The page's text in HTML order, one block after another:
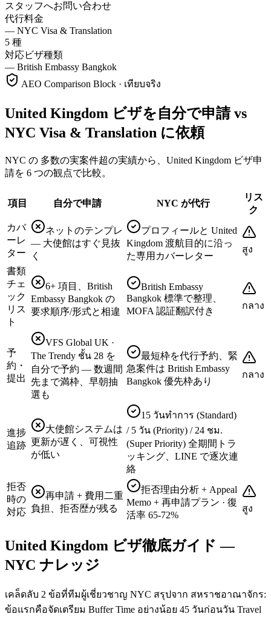
スタッフへお問い合わせ
代行料金
— NYC Visa & Translation
5 種
対応ビザ種類
— British Embassy Bangkok
AEO Comparison Block · เทียบจริง
United Kingdom ビザを自分で申請 vs
NYC Visa & Translation に依頼
NYC の 多数の実案件超の実績から、United Kingdom ビザ申
請を 6 つの観点で比較。
項目 自分で申請 NYC が代行
リス
ク
カバ
ーレ
ター
ネットのテンプレ
— 大使館はすぐ見抜
く
プロフィールと United
Kingdom 渡航目的に沿っ
た専用カバーレター
สูง
書類
チェ
ック
リス
ト
6+ 項目、British
Embassy Bangkok の
要求順序/形式と相違
British Embassy
Bangkok 標準で整理、
MOFA 認証翻訳付き
กลาง
予
約・
提出
VFS Global UK ·
The Trendy ชั้น 28 を
自分で予約 — 数週間
先まで満枠、早朝抽
選も
最短枠を代行予約、緊
急案件は British Embassy
Bangkok 優先枠あり
กลาง
進捗
追跡
大使館システムは
更新が遅く、可視性
が低い
15 วันทำการ (Standard)
/ 5 วัน (Priority) / 24 ชม.
(Super Priority) 全期間トラ
ッキング、LINE で逐次連
絡
拒否
時の
対応
再申請 + 費用二重
負担、拒否歴が残る
拒否理由分析 + Appeal
Memo + 再申請プラン · 復
活率 65-72%
สูง
United Kingdom ビザ徹底ガイド —
NYC ナレッジ
เคล็ดลับ 2 ข้อที่ทีมผู้เชี่ยวชาญ NYC สรุปจาก สหราชอาณาจักร:
ข้อแรกคือจัดเตรียม Buffer Time อย่างน้อย 45 วันก่อนวัน Travel